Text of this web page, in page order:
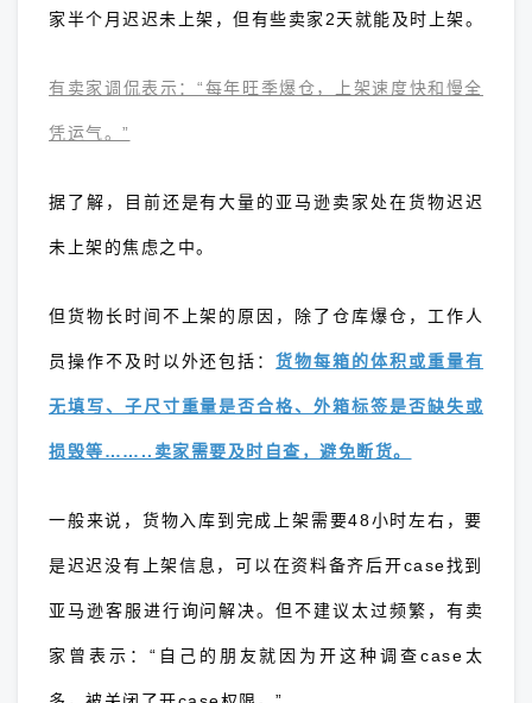
家半个月迟迟未上架，但有些卖家2天就能及时上架。
有卖家调侃表示：“每年旺季爆仓，上架速度快和慢全
凭运气。”
据了解，目前还是有大量的亚马逊卖家处在货物迟迟
未上架的焦虑之中。
但货物长时间不上架的原因，除了仓库爆仓，工作人
员操作不及时以外还包括：货物每箱的体积或重量有
无填写、子尺寸重量是否合格、外箱标签是否缺失或
损毁等……..卖家需要及时自查，避免断货。
一般来说，货物入库到完成上架需要48小时左右，要
是迟迟没有上架信息，可以在资料备齐后开case找到
亚马逊客服进行询问解决。但不建议太过频繁，有卖
家曾表示：“自己的朋友就因为开这种调查case太